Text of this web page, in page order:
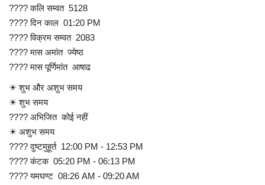
???? कलि सम्वत 5128
???? दिन काल 01:20 PM
???? विक्रम सम्वत 2083
???? मास अमांत ज्येष्ठ
???? मास पूर्णिमांत आषाढ
☀ शुभ और अशुभ समय
☀ शुभ समय
???? अभिजित कोई नहीं
☀ अशुभ समय
???? दुष्टमुहूर्त 12:00 PM - 12:53 PM
???? कंटक 05:20 PM - 06:13 PM
???? यमघण्ट 08:26 AM - 09:20 AM